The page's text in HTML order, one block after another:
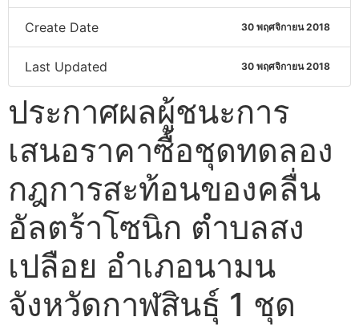
Create Date 30 พฤศจิกายน 2018
Last Updated 30 พฤศจิกายน 2018
ประกาศผลผู้ชนะการ
เสนอราคาซื้อชุดทดลอง
กฎการสะท้อนของคลื่น
อัลตร้าโซนิก ตำบลสง
เปลือย อำเภอนามน
จังหวัดกาฬสินธุ์ 1 ชุด